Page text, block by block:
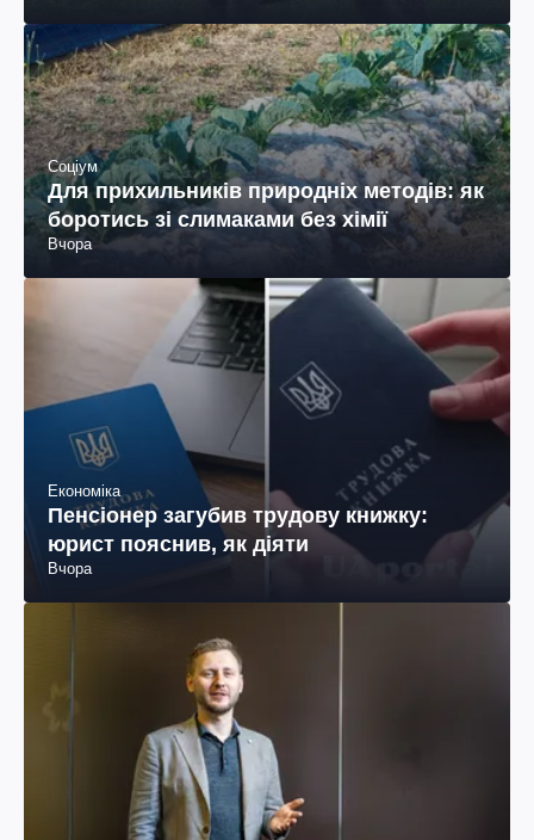
Соціум
Для прихильників природніх методів: як
боротись зі слимаками без хімії
Вчора
Економіка
Пенсіонер загубив трудову книжку:
юрист пояснив, як діяти
Вчора